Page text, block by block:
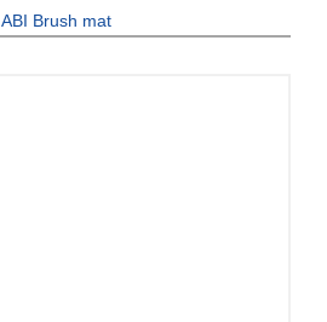
ABI Brush mat